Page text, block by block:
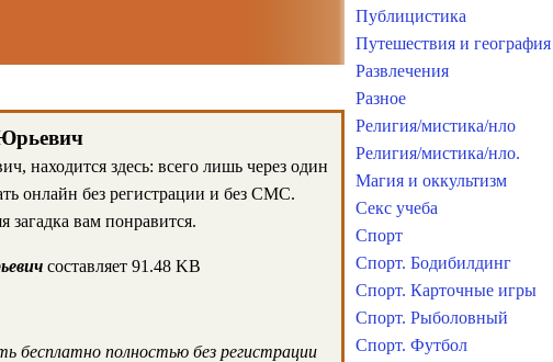
находится здесь: всего лишь через один
онлайн без регистрации и без СМС.
вам понравится.
составляет 91.48 KB
бесплатно полностью без регистрации
Публицистика
Путешествия и география
Развлечения
Разное
Религия/мистика/нло
Религия/мистика/нло.
Магия и оккультизм
Секс учеба
Спорт
Спорт. Бодибилдинг
Спорт. Карточные игры
Спорт. Рыболовный
Спорт. Футбол